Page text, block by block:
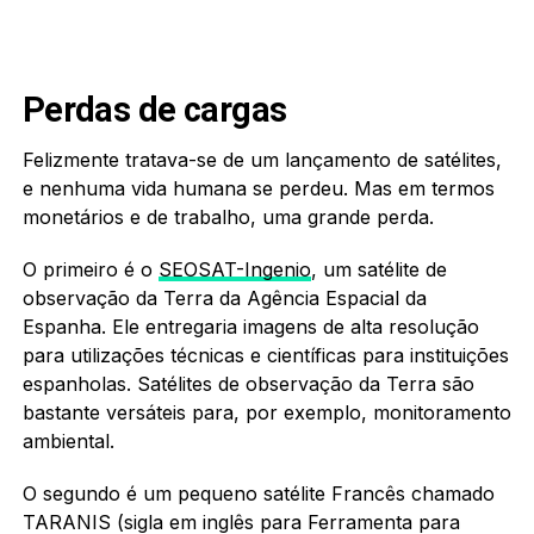
Perdas de cargas
Felizmente tratava-se de um lançamento de satélites,
e nenhuma vida humana se perdeu. Mas em termos
monetários e de trabalho, uma grande perda.
O primeiro é o SEOSAT-Ingenio, um satélite de
observação da Terra da Agência Espacial da
Espanha. Ele entregaria imagens de alta resolução
para utilizações técnicas e científicas para instituições
espanholas. Satélites de observação da Terra são
bastante versáteis para, por exemplo, monitoramento
ambiental.
O segundo é um pequeno satélite Francês chamado
TARANIS (sigla em inglês para Ferramenta para